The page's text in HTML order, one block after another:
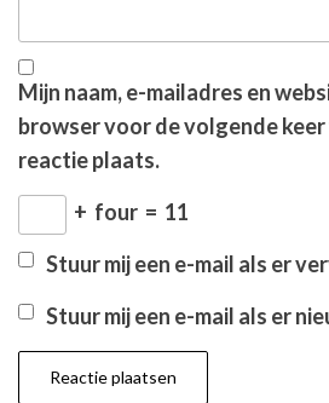
Mijn naam, e-mailadres en
browser voor de volgende keer
reactie plaats.
+ four = 11
Stuur mij een e-mail als er
Stuur mij een e-mail als er